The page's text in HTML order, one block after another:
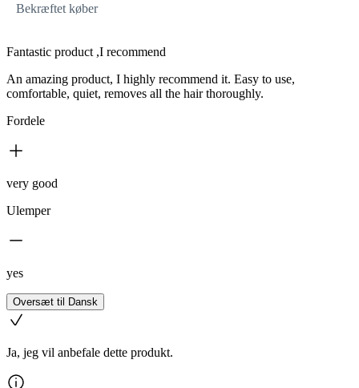
Bekræftet køber
Fantastic product ,I recommend
An amazing product, I highly recommend it. Easy to use,
comfortable, quiet, removes all the hair thoroughly.
Fordele
very good
Ulemper
yes
Oversæt til Dansk
Ja, jeg vil anbefale dette produkt.